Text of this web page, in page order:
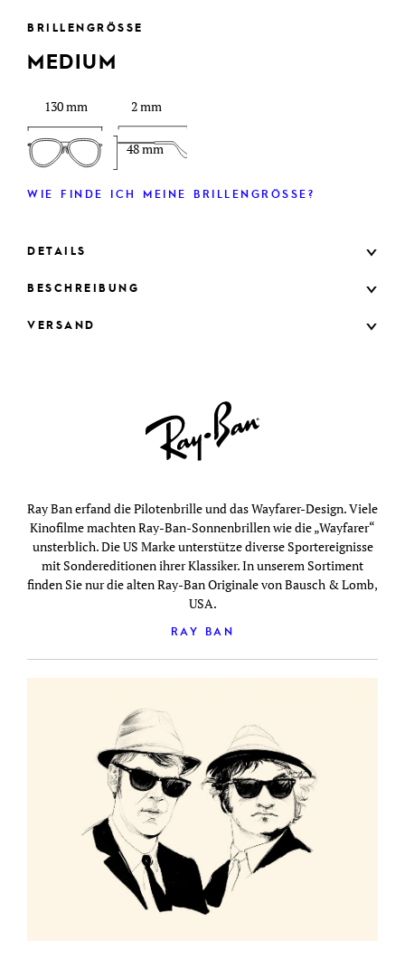
BRILLENGRÖSSE
MEDIUM
130 mm
48 mm
2 mm
WIE FINDE ICH MEINE BRILLENGRÖSSE?
DETAILS
BESCHREIBUNG
VERSAND
Ray Ban erfand die Pilotenbrille und das Wayfarer-Design. Viele
Kinofilme machten Ray-Ban-Sonnenbrillen wie die „Wayfarer“
unsterblich. Die US Marke unterstütze diverse Sportereignisse
mit Sondereditionen ihrer Klassiker. In unserem Sortiment
finden Sie nur die alten Ray-Ban Originale von Bausch & Lomb,
USA.
RAY BAN